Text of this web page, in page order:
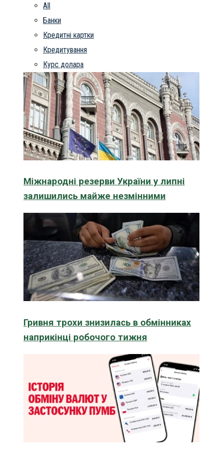
All
Банки
Кредитні картки
Кредитування
Курс долара
Міжнародні резерви України у липні
залишились майже незмінними
Гривня трохи знизилась в обмінниках
наприкінці робочого тижня